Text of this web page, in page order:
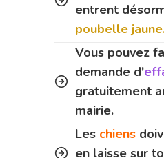
entrent
poubelle
Vous pouvez
demande d'
gratuitement
mairie.
Les chiens
en laisse sur